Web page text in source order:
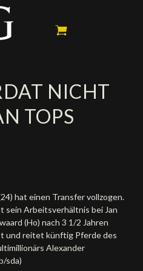
NICHT
TOPS
hat einen Transfer vollzogen.
sein Arbeitsverhältnis bei Jan
(Ho) nach 3 1/2 Jahren
und reitet künftig Pferde des
Alexander
sda)